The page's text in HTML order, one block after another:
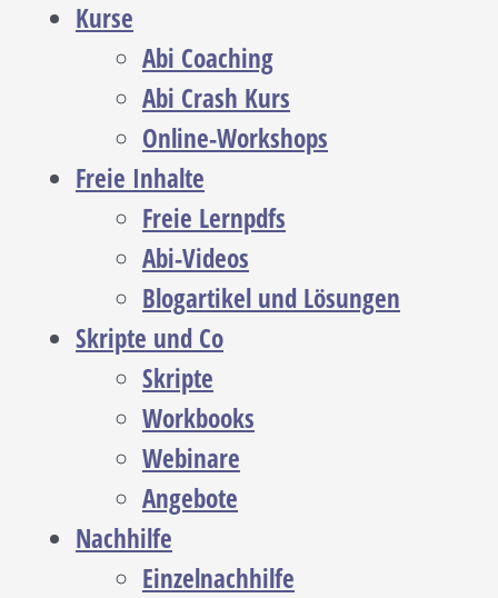
Kurse
Abi Coaching
Abi Crash Kurs
Online-Workshops
Freie Inhalte
Freie Lernpdfs
Abi-Videos
Blogartikel und Lösungen
Skripte und Co
Skripte
Workbooks
Webinare
Angebote
Nachhilfe
Einzelnachhilfe